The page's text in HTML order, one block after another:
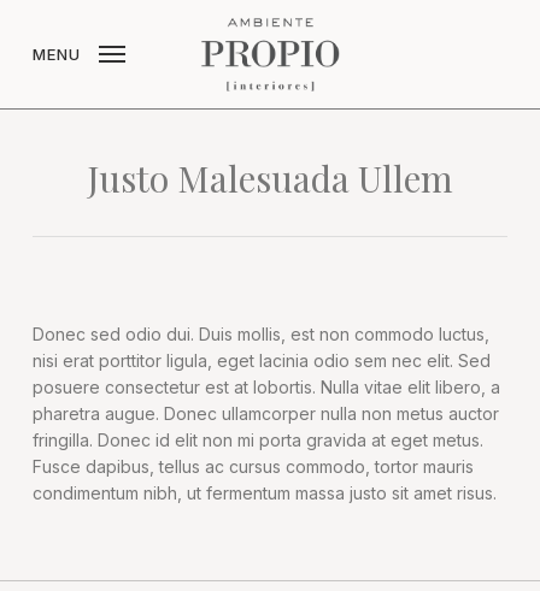
main
MENU
Justo Malesuada Ullem
Donec sed odio dui. Duis mollis, est non commodo luctus,
nisi erat porttitor ligula, eget lacinia odio sem nec elit. Sed
posuere consectetur est at lobortis. Nulla vitae elit libero, a
pharetra augue. Donec ullamcorper nulla non metus auctor
fringilla. Donec id elit non mi porta gravida at eget metus.
Fusce dapibus, tellus ac cursus commodo, tortor mauris
condimentum nibh, ut fermentum massa justo sit amet risus.